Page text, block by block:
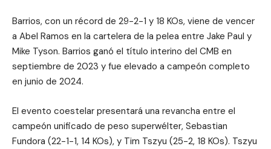
Barrios, con un récord de 29-2-1 y 18 KOs, viene de vencer
a Abel Ramos en la cartelera de la pelea entre Jake Paul y
Mike Tyson. Barrios ganó el título interino del CMB en
septiembre de 2023 y fue elevado a campeón completo
en junio de 2024.
El evento coestelar presentará una revancha entre el
campeón unificado de peso superwélter, Sebastian
Fundora (22-1-1, 14 KOs), y Tim Tszyu (25-2, 18 KOs). Tszyu